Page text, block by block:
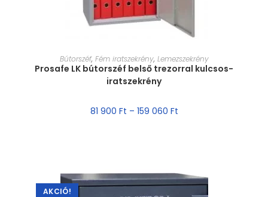
MÉRET VÁLASZTÁSA
Bútorszéf, Fém iratszekrény, Lemezszekrény
Prosafe LK bútorszéf belső trezorral kulcsos-
iratszekrény
81 900 Ft – 159 060 Ft
AKCIÓ!